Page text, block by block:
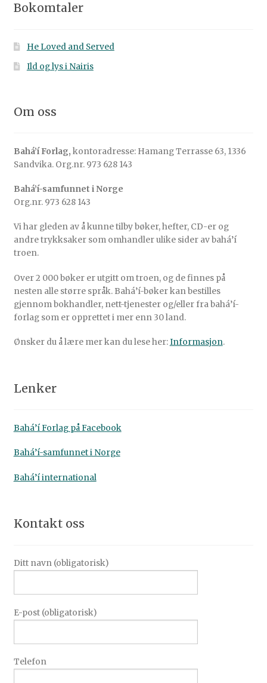
Bokomtaler
He Loved and Served
Ild og lys i Nairis
Om oss
Bahá’í Forlag, kontoradresse: Hamang Terrasse 63, 1336
Sandvika. Org.nr. 973 628 143
Bahá’í-samfunnet i Norge
Org.nr. 973 628 143
Vi har gleden av å kunne tilby bøker, hefter, CD-er og
andre trykksaker som omhandler ulike sider av bahá’í
troen.
Over 2 000 bøker er utgitt om troen, og de finnes på
nesten alle større språk. Bahá’í-bøker kan bestilles
gjennom bokhandler, nett-tjenester og/eller fra bahá’í-
forlag som er opprettet i mer enn 30 land.
Ønsker du å lære mer kan du lese her:Informasjon.
Lenker
Bahá’í Forlag på Facebook
Bahá’í-samfunnet i Norge
Bahá’í international
Kontakt oss
Ditt navn (obligatorisk)
E-post (obligatorisk)
Telefon